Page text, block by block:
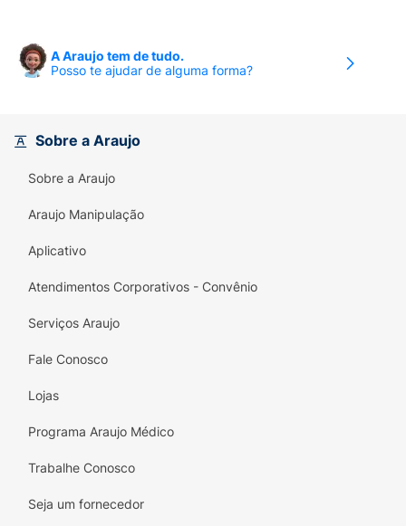
A Araujo tem de tudo.
Posso te ajudar de alguma forma?
Sobre a Araujo
Sobre a Araujo
Araujo Manipulação
Aplicativo
Atendimentos Corporativos - Convênio
Serviços Araujo
Fale Conosco
Lojas
Programa Araujo Médico
Trabalhe Conosco
Seja um fornecedor